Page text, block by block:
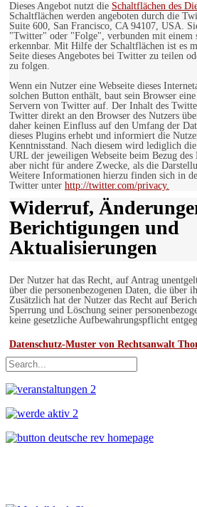
Dieses Angebot nutzt die Schaltflächen des
Schaltflächen werden angeboten durch die
Suite 600, San Francisco, CA 94107, USA.
"Twitter" oder "Folge", verbunden mit einem
erkennbar. Mit Hilfe der Schaltflächen ist es
Seite dieses Angebotes bei Twitter zu teilen
zu folgen.
Wenn ein Nutzer eine Webseite dieses
solchen Button enthält, baut sein Browser
Servern von Twitter auf. Der Inhalt des
Twitter direkt an den Browser des Nutzers
daher keinen Einfluss auf den Umfang der
dieses Plugins erhebt und informiert die
Kenntnisstand. Nach diesem wird lediglich
URL der jeweiligen Webseite beim Bezug
aber nicht für andere Zwecke, als die
Weitere Informationen hierzu finden sich in
Twitter unter http://twitter.com/privacy.
Widerruf,
Berichtigungen und
Aktualisierungen
Der Nutzer hat das Recht, auf Antrag
über die personenbezogenen Daten, die über
Zusätzlich hat der Nutzer das Recht auf
Sperrung und Löschung seiner
keine gesetzliche Aufbewahrungspflicht
Datenschutz-Muster von Rechtsanwalt